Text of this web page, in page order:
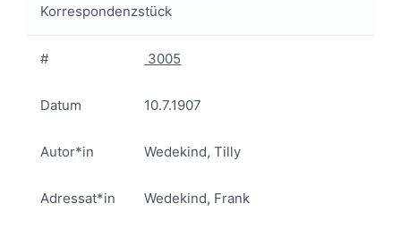
Korrespondenzstück
# 3005
Datum 10.7.1907
Autor*in Wedekind, Tilly
Adressat*in Wedekind, Frank